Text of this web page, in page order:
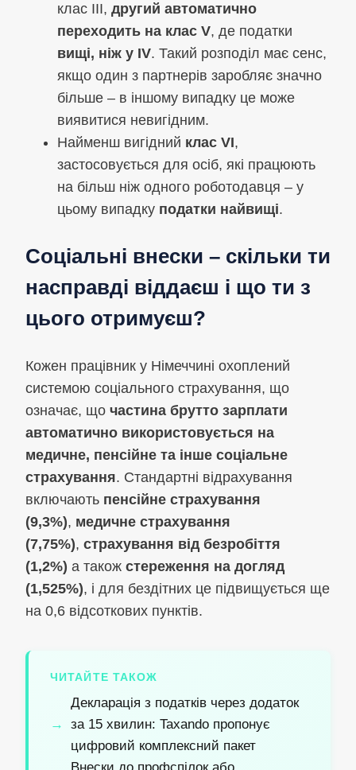
клас III, другий автоматично
переходить на клас V, де податки
вищі, ніж у IV. Такий розподіл має сенс,
якщо один з партнерів заробляє значно
більше – в іншому випадку це може
виявитися невигідним.
Найменш вигідний клас VI,
застосовується для осіб, які працюють
на більш ніж одного роботодавця – у
цьому випадку податки найвищі.
Соціальні внески – скільки ти
насправді віддаєш і що ти з
цього отримуєш?
Кожен працівник у Німеччині охоплений
системою соціального страхування, що
означає, що частина брутто зарплати
автоматично використовується на
медичне, пенсійне та інше соціальне
страхування. Стандартні відрахування
включають пенсійне страхування
(9,3%), медичне страхування
(7,75%), страхування від безробіття
(1,2%) а також стереження на догляд
(1,525%), і для бездітних це підвищується ще
на 0,6 відсоткових пунктів.
ЧИТАЙТЕ ТАКОЖ
Декларація з податків через додаток
за 15 хвилин: Taxando пропонує
цифровий комплексний пакет